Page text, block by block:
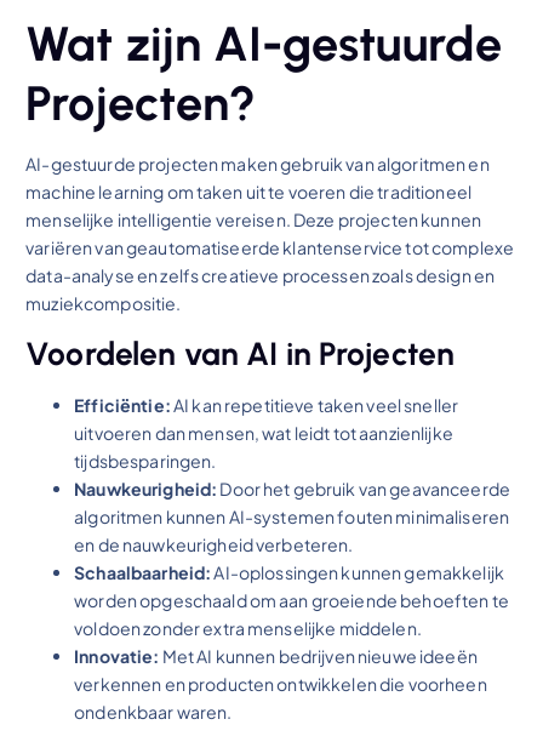
Wat zijn AI-gestuurde
Projecten?
AI-gestuurde projecten maken gebruik van algoritmen en
machine learning om taken uit te voeren die traditioneel
menselijke intelligentie vereisen. Deze projecten kunnen
variëren van geautomatiseerde klantenservice tot complexe
data-analyse en zelfs creatieve processen zoals design en
muziekcompositie.
Voordelen van AI in Projecten
Efficiëntie:AI kan repetitieve taken veel sneller
uitvoeren dan mensen, wat leidt tot aanzienlijke
tijdsbesparingen.
Nauwkeurigheid: Door het gebruik van geavanceerde
algoritmen kunnen AI-systemen fouten minimaliseren
en de nauwkeurigheid verbeteren.
Schaalbaarheid:AI-oplossingen kunnen gemakkelijk
worden opgeschaald om aan groeiende behoeften te
voldoen zonder extra menselijke middelen.
Innovatie: Met AI kunnen bedrijven nieuwe ideeën
verkennen en producten ontwikkelen die voorheen
ondenkbaar waren.